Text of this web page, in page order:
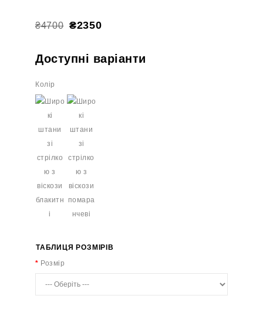
₴4700 ₴2350
Доступні варіанти
Колір
ТАБЛИЦЯ РОЗМІРІВ
Розмір